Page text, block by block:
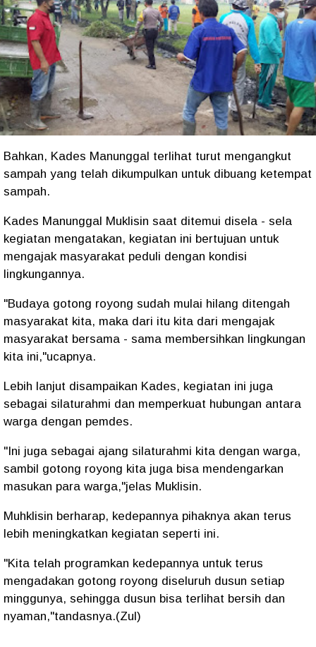
Bahkan, Kades Manunggal terlihat turut mengangkut
sampah yang telah dikumpulkan untuk dibuang ketempat
sampah.
Kades Manunggal Muklisin saat ditemui disela - sela
kegiatan mengatakan, kegiatan ini bertujuan untuk
mengajak masyarakat peduli dengan kondisi
lingkungannya.
"Budaya gotong royong sudah mulai hilang ditengah
masyarakat kita, maka dari itu kita dari mengajak
masyarakat bersama - sama membersihkan lingkungan
kita ini,"ucapnya.
Lebih lanjut disampaikan Kades, kegiatan ini juga
sebagai silaturahmi dan memperkuat hubungan antara
warga dengan pemdes.
"Ini juga sebagai ajang silaturahmi kita dengan warga,
sambil gotong royong kita juga bisa mendengarkan
masukan para warga,"jelas Muklisin.
Muhklisin berharap, kedepannya pihaknya akan terus
lebih meningkatkan kegiatan seperti ini.
"Kita telah programkan kedepannya untuk terus
mengadakan gotong royong diseluruh dusun setiap
minggunya, sehingga dusun bisa terlihat bersih dan
nyaman,"tandasnya.(Zul)